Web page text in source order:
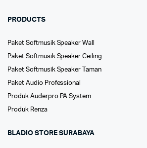
PRODUCTS
Paket Softmusik Speaker Wall
Paket Softmusik Speaker Ceiling
Paket Softmusik Speaker Taman
Paket Audio Professional
Produk Auderpro PA System
Produk Renza
BLADIO STORE SURABAYA